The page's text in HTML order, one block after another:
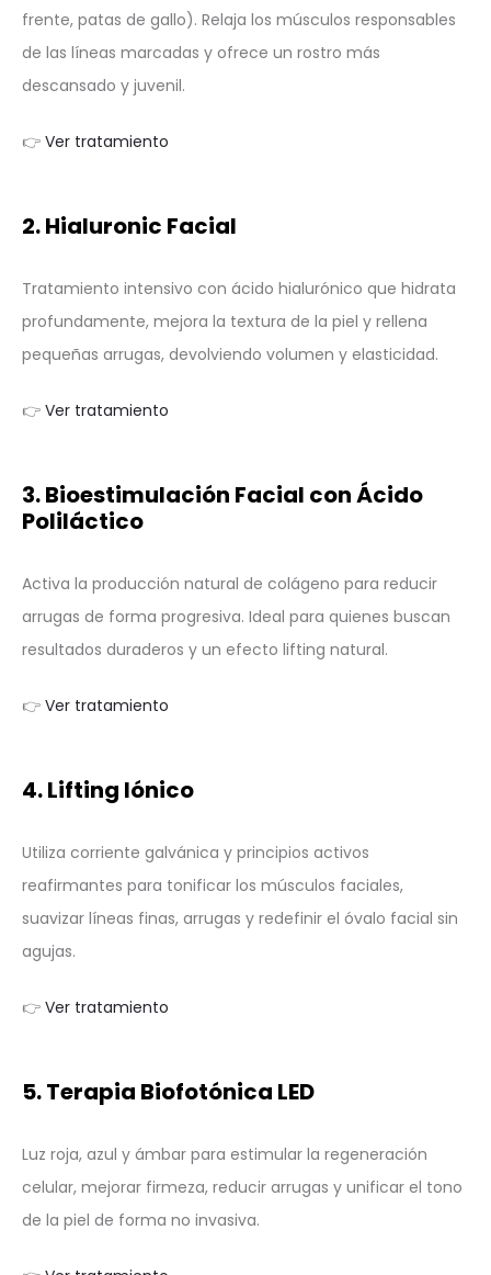
frente, patas de gallo). Relaja los músculos responsables
de las líneas marcadas y ofrece un rostro más
descansado y juvenil.
👉 Ver tratamiento
2. Hialuronic Facial
Tratamiento intensivo con ácido hialurónico que hidrata
profundamente, mejora la textura de la piel y rellena
pequeñas arrugas, devolviendo volumen y elasticidad.
👉 Ver tratamiento
3. Bioestimulación Facial con Ácido
Poliláctico
Activa la producción natural de colágeno para reducir
arrugas de forma progresiva. Ideal para quienes buscan
resultados duraderos y un efecto lifting natural.
👉 Ver tratamiento
4. Lifting Iónico
Utiliza corriente galvánica y principios activos
reafirmantes para tonificar los músculos faciales,
suavizar líneas finas, arrugas y redefinir el óvalo facial sin
agujas.
👉 Ver tratamiento
5. Terapia Biofotónica LED
Luz roja, azul y ámbar para estimular la regeneración
celular, mejorar firmeza, reducir arrugas y unificar el tono
de la piel de forma no invasiva.